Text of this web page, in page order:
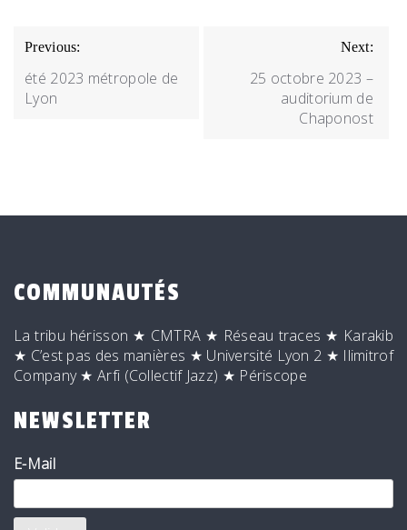
NAVIGATION
DE
L’ARTICLE
Previous:
été 2023 métropole de
Lyon
Next:
25 octobre 2023 –
auditorium de
Chaponost
COMMUNAUTÉS
La tribu hérisson ★ CMTRA ★ Réseau traces ★ Karakib
★ C’est pas des manières ★ Université Lyon 2 ★ Ilimitrof
Company★Arfi (Collectif Jazz) ★ Périscope
NEWSLETTER
E-Mail